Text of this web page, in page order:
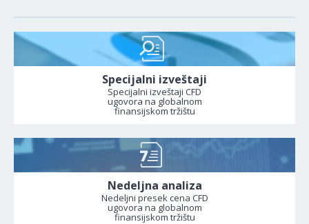
Specijalni izveštaji
Specijalni izveštaji CFD
ugovora na globalnom
finansijskom tržištu
Nedeljna analiza
Nedeljni presek cena CFD
ugovora na globalnom
finansijskom tržištu